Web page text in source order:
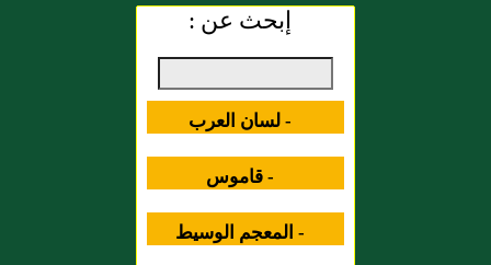
إبحث عن :
- لسان العرب
- قاموس
المصطلحات العلمية
- المعجم الوسيط